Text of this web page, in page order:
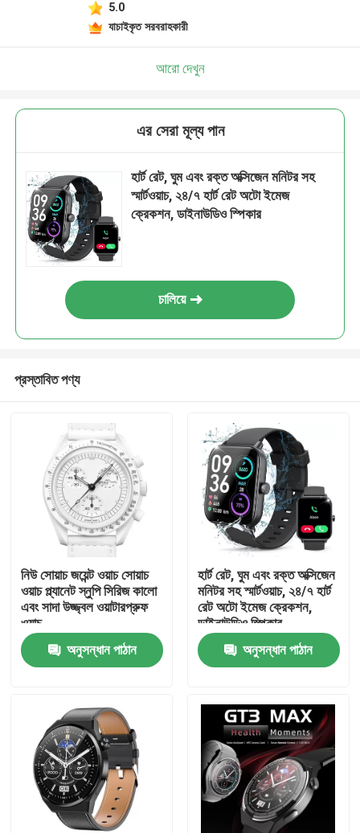
বাড়ি
পণ্য
5.0
যাচাইকৃত সরবরাহকারী
আরো দেখুন
এর সেরা মূল্য পান
হার্ট রেট, ঘুম এবং রক্ত অক্সিজেন মনিটর সহ
স্মার্টওয়াচ, ২৪/৭ হার্ট রেট অটো ইমেজ
ক্রেকশন, ডাইনাউডিও স্পিকার
চালিয়ে
প্রস্তাবিত পণ্য
নিউ সোয়াচ জয়েন্ট ওয়াচ সোয়াচ
ওয়াচ প্ল্যানেট স্নুপি সিরিজ কালো
এবং সাদা উজ্জ্বল ওয়াটারপ্রুফ
ওয়াচ
অনুসন্ধান পাঠান
হার্ট রেট, ঘুম এবং রক্ত অক্সিজেন
মনিটর সহ স্মার্টওয়াচ, ২৪/৭ হার্ট
রেট অটো ইমেজ ক্রেকশন,
ডাইনাউডিও স্পিকার
অনুসন্ধান পাঠান